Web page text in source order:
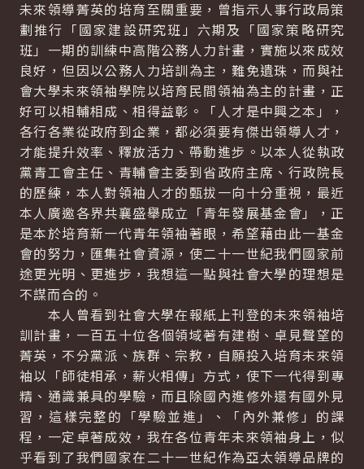
未來領導菁英的培育至關重要，曾指示人事行政局策
劃推行「國家建設研究班」六期及「國家策略研究
班」一期的訓練中高階公務人力計畫，實施以來成效
良好，但因以公務人力培訓為主，難免遺珠，而與社
會大學未來領袖學院以培育民間領袖為主的計畫，正
好可以相輔相成、相得益彰。「人才是中興之本」，
各行各業從政府到企業，都必須要有傑出領導人才，
才能提升效率、釋放活力、帶動進步。以本人從執政
黨青工會主任、青輔會主委到省政府主席、行政院長
的歷練，本人對領袖人才的甄拔一向十分重視，最近
本人廣邀各界共襄盛舉成立「青年發展基金會」，正
是本於培育新一代青年領袖著眼，希望藉由此一基金
會的努力，匯集社會資源，使二十一世紀我們國家前
途更光明、更進步，我想這一點與社會大學的理想是
不謀而合的。
本人曾看到社會大學在報紙上刊登的未來領袖培
訓計畫，一百五十位各個領域著有建樹、卓見聲望的
菁英，不分黨派、族群、宗教，自願投入培育未來領
袖以「師徒相承，薪火相傳」方式，使下一代得到專
精、通識兼具的學驗，而且除國內進修外還有國外見
習，這樣完整的「學驗並進」、「內外兼修」的課
程，一定卓著成效，我在各位青年未來領袖身上，似
乎看到了我們國家在二十一世紀作為亞太領導品牌的